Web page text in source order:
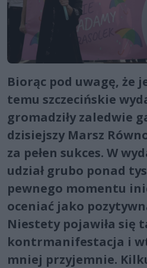
Biorąc pod uwagę, że
temu szczecińskie
gromadziły zaledwie
dzisiejszy Marsz
za pełen sukces. W
udział grubo ponad
pewnego momentu
oceniać jako
Niestety pojawiła się
kontrmanifestacja i
mniej przyjemnie.